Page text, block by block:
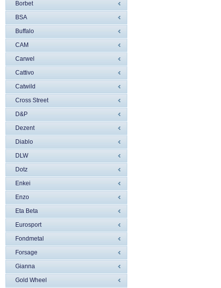
Borbet
BSA
Buffalo
CAM
Carwel
Cattivo
Catwild
Cross Street
D&P
Dezent
Diablo
DLW
Dotz
Enkei
Enzo
Eta Beta
Eurosport
Fondmetal
Forsage
Gianna
Gold Wheel